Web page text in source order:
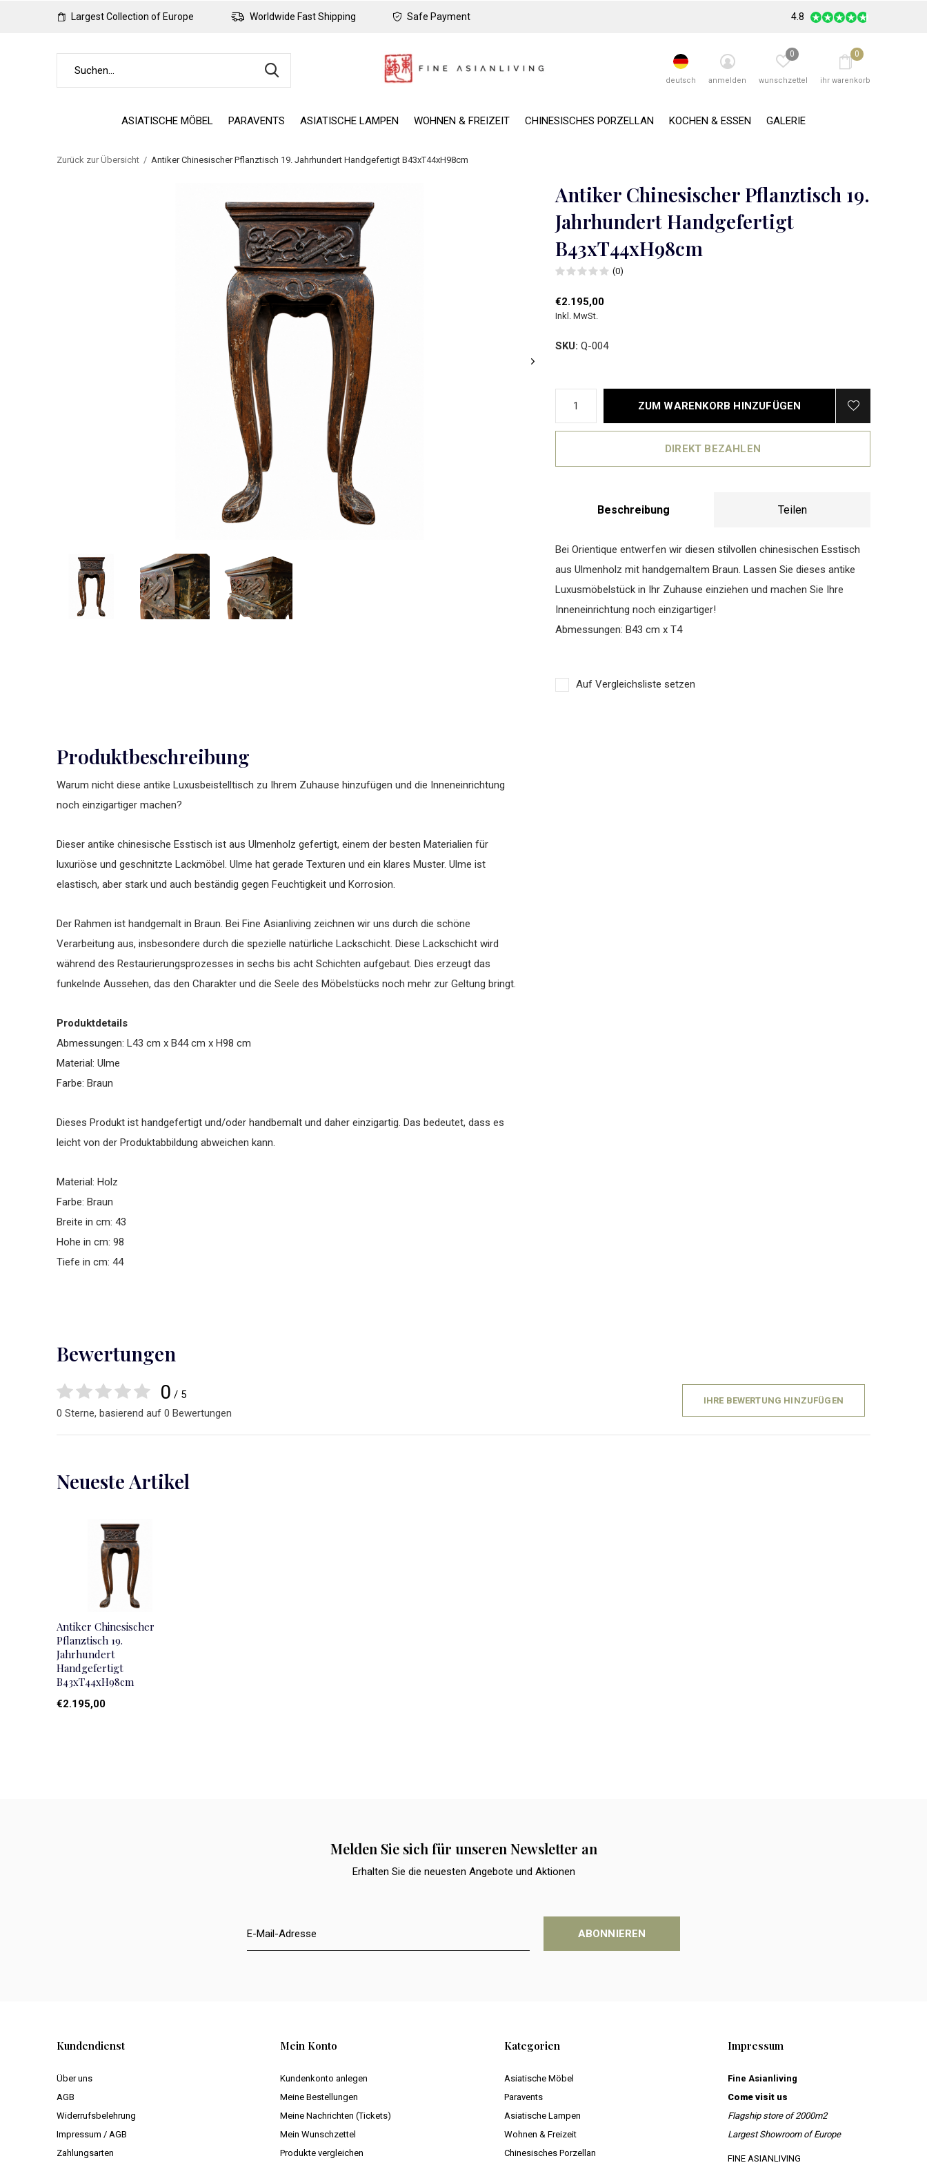
ASIATISCHE MÖBEL PARAVENTS ASIATISCHE LAMPEN WOHNEN & FREIZEIT CHINESISCHES PORZELLAN KOCHEN & ESSEN GALERIE
deutsch anmelden wunschzettel
0
ihr warenkorb
0
Largest Collection of Europe Worldwide Fast Shipping Safe Payment 4.8
Zurück zur Übersicht Antiker Chinesischer Pflanztisch 19. Jahrhundert Handgefertigt B43xT44xH98cm
Antiker Chinesischer Pflanztisch 19.
Jahrhundert Handgefertigt
B43xT44xH98cm
(0)
€2.195,00
Inkl. MwSt.
SKU: Q-004
ZUM WARENKORB HINZUFÜGEN
DIREKT BEZAHLEN
Beschreibung Teilen
Bei Orientique entwerfen wir diesen stilvollen chinesischen Esstisch
aus Ulmenholz mit handgemaltem Braun. Lassen Sie dieses antike
Luxusmöbelstück in Ihr Zuhause einziehen und machen Sie Ihre
Inneneinrichtung noch einzigartiger!
Abmessungen: B43 cm x T4
Auf Vergleichsliste setzen
Produktbeschreibung
Warum nicht diese antike Luxusbeistelltisch zu Ihrem Zuhause hinzufügen und die Inneneinrichtung
noch einzigartiger machen?
Dieser antike chinesische Esstisch ist aus Ulmenholz gefertigt, einem der besten Materialien für
luxuriöse und geschnitzte Lackmöbel. Ulme hat gerade Texturen und ein klares Muster. Ulme ist
elastisch, aber stark und auch beständig gegen Feuchtigkeit und Korrosion.
Der Rahmen ist handgemalt in Braun. Bei Fine Asianliving zeichnen wir uns durch die schöne
Verarbeitung aus, insbesondere durch die spezielle natürliche Lackschicht. Diese Lackschicht wird
während des Restaurierungsprozesses in sechs bis acht Schichten aufgebaut. Dies erzeugt das
funkelnde Aussehen, das den Charakter und die Seele des Möbelstücks noch mehr zur Geltung bringt.
Produktdetails
Abmessungen: L43 cm x B44 cm x H98 cm
Material: Ulme
Farbe: Braun
Dieses Produkt ist handgefertigt und/oder handbemalt und daher einzigartig. Das bedeutet, dass es
leicht von der Produktabbildung abweichen kann.
Material: Holz
Farbe: Braun
Breite in cm: 43
Hohe in cm: 98
Tiefe in cm: 44
Bewertungen
0 / 5
0 Sterne, basierend auf 0 Bewertungen
IHRE BEWERTUNG HINZUFÜGEN
Neueste Artikel
Antiker Chinesischer
Pflanztisch 19.
Jahrhundert
Handgefertigt
B43xT44xH98cm
€2.195,00
Melden Sie sich für unseren Newsletter an
Erhalten Sie die neuesten Angebote und Aktionen
ABONNIEREN
Kundendienst
Über uns
AGB
Widerrufsbelehrung
Impressum / AGB
Zahlungsarten
Mein Konto
Kundenkonto anlegen
Meine Bestellungen
Meine Nachrichten (Tickets)
Mein Wunschzettel
Produkte vergleichen
Kategorien
Asiatische Möbel
Paravents
Asiatische Lampen
Wohnen & Freizeit
Chinesisches Porzellan
Impressum
Fine Asianliving
Come visit us
Flagship store of 2000m2
Largest Showroom of Europe
FINE ASIANLIVING